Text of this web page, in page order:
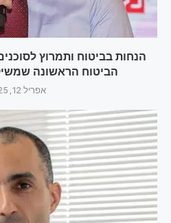
הנחות בביטוח ותמרוץ
הביטוח הראשונה
אפריל 12, 2025